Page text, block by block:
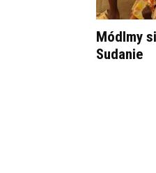
Módlmy
Sudanie